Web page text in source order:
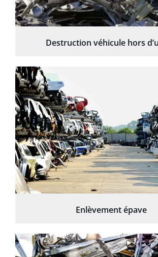
Destruction véhicule hors
Enlèvement épave